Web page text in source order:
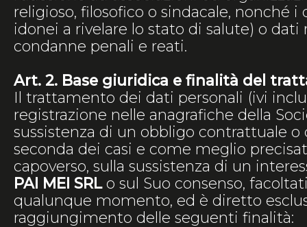
religioso, filosofico o sindacale, nonché i
idonei a rivelare lo stato di salute) o dati
condanne penali e reati.
Art. 2. Base giuridica e finalità del
Il trattamento dei dati personali (ivi
registrazione nelle anagrafiche della
sussistenza di un obbligo contrattuale o
seconda dei casi e come meglio
capoverso, sulla sussistenza di un
PAI MEI SRLo sul Suo consenso,
qualunque momento, ed è diretto
raggiungimento delle seguenti finalità: